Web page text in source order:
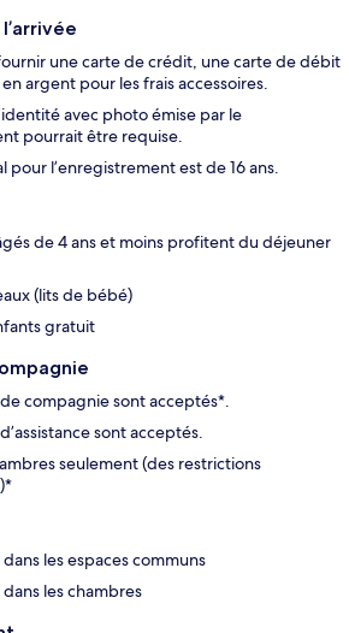
une carte de crédit, une carte de débit
argent pour les frais accessoires.
avec photo émise par le
pourrait être requise.
pour l’enregistrement est de 16 ans.
de 4 ans et moins profitent du déjeuner
(lits de bébé)
gratuit
de compagnie sont acceptés*.
sont acceptés.
seulement (des restrictions
les espaces communs
les chambres